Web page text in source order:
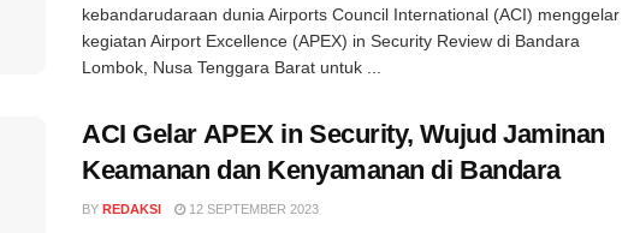
kebandarudaraan dunia Airports Council International (ACI) menggelar
kegiatan Airport Excellence (APEX) in Security Review di Bandara
Lombok, Nusa Tenggara Barat untuk ...
ACI Gelar APEX in Security, Wujud Jaminan
Keamanan dan Kenyamanan di Bandara
BY REDAKSI 12 SEPTEMBER 2023